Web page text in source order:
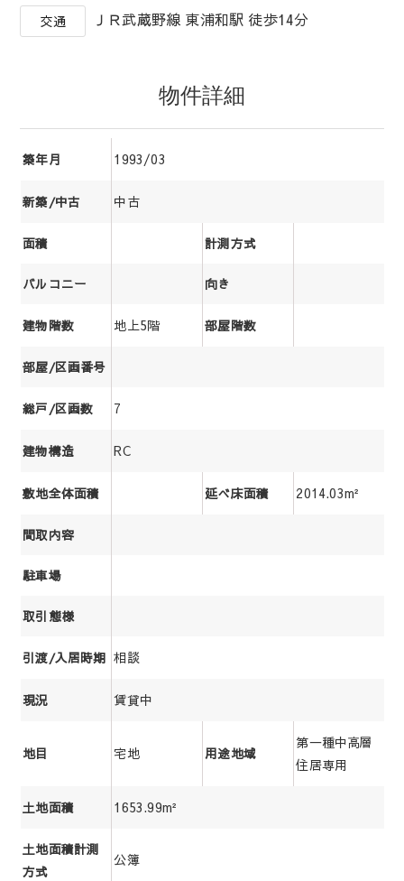
交通 ＪＲ武蔵野線 東浦和駅 徒歩14分
物件詳細
築年月 1993/03
新築/中古 中古
面積 計測方式
バルコニー 向き
建物階数 地上5階 部屋階数
部屋/区画番号
総戸/区画数 7
建物構造 RC
敷地全体面積 延べ床面積 2014.03m²
間取内容
駐車場
取引態様
引渡/入居時期 相談
現況 賃貸中
地目 宅地 用途地域
第一種中高層
住居専用
土地面積 1653.99m²
土地面積計測
方式
公簿